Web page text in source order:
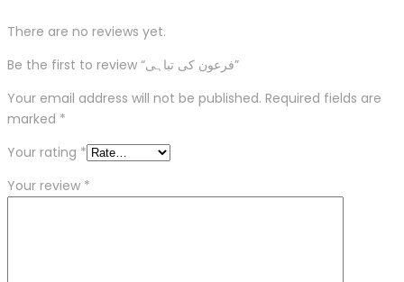
There are no reviews yet.
Be the first to review “فرعون کی تباہی”
Your email address will not be published. Required fields are
marked *
Your rating *
Your review *